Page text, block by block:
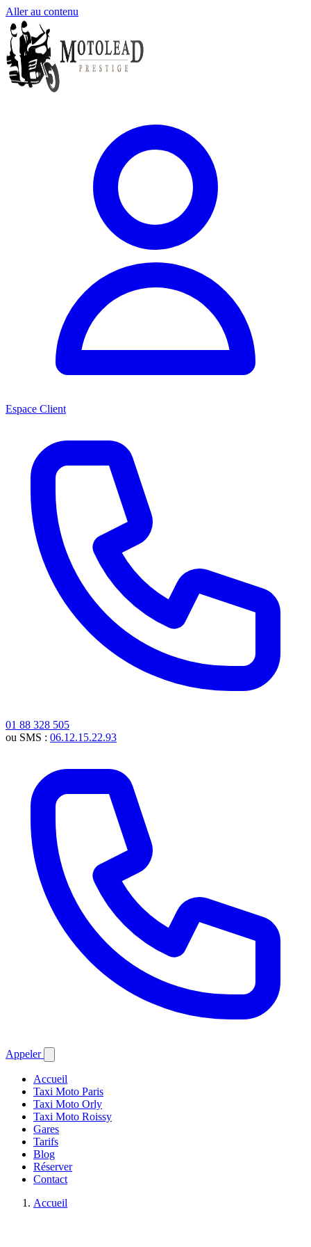
Aller au contenu
Espace Client
01 88 328 505
ou SMS : 06.12.15.22.93
Appeler
Accueil
Taxi Moto Paris
Taxi Moto Orly
Taxi Moto Roissy
Gares
Tarifs
Blog
Réserver
Contact
Accueil